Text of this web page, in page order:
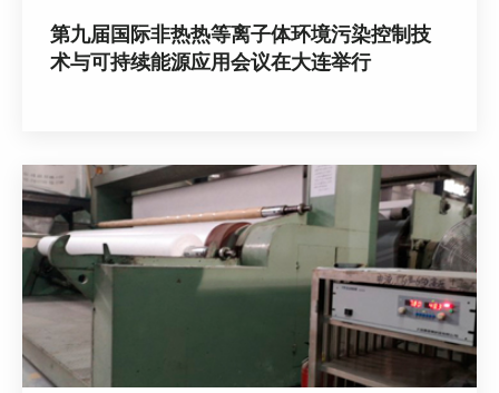
第九届国际非热热等离子体环境污染控制技
术与可持续能源应用会议在大连举行